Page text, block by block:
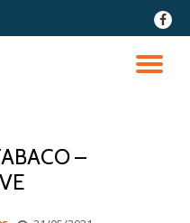
fa-
–